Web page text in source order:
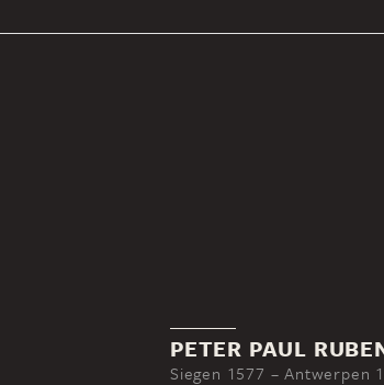
PETER PAUL
Siegen 1577 – Antwerpen